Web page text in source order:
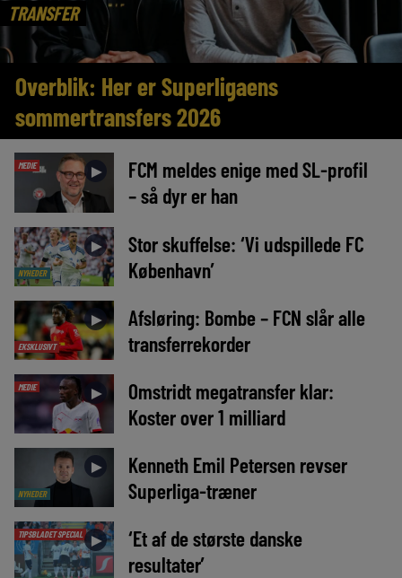
TRANSFER
Overblik: Her er Superligaens
sommertransfers 2026
MEDIE ►
FCM meldes enige med SL-profil
– så dyr er han
NYHEDER
►
Stor skuffelse: ‘Vi udspillede FC
København’
EKSKLUSIVT
►
Afsløring: Bombe – FCN slår alle
transferrekorder
MEDIE ►
Omstridt megatransfer klar:
Koster over 1 milliard
NYHEDER
►
Kenneth Emil Petersen revser
Superliga-træner
TIPSBLADET SPECIAL ►
‘Et af de største danske
resultater’